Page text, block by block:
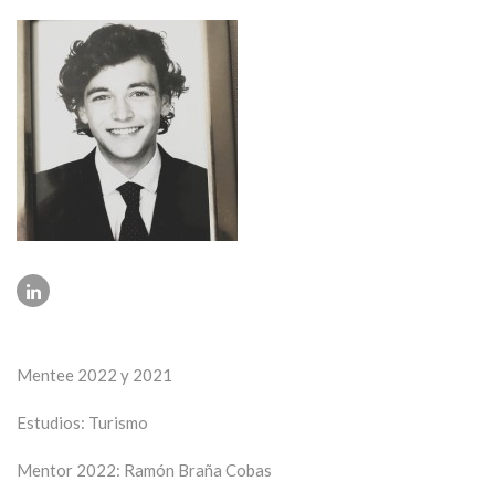
Mentee 2022 y 2021
Estudios: Turismo
Mentor 2022: Ramón Braña Cobas